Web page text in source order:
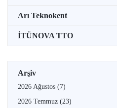
Arı Teknokent
İTÜNOVA TTO
Arşiv
2026 Ağustos (7)
2026 Temmuz (23)